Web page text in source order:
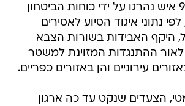
נכון לאתמול, 939 איש נהרגו על ידי כוחות הביטחון
לפי נתוני איגוד הסיוע לאסירים
היקף האבידות בשורות הצבא
ההתנגדות המזוינת למשטר
עירוניים והן באזורים כפריים.
הצעדים שנקט עד כה ארגון